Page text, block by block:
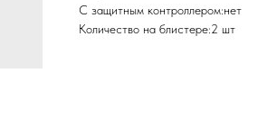
С защитным контроллером:нет
Количество на блистере:2 шт